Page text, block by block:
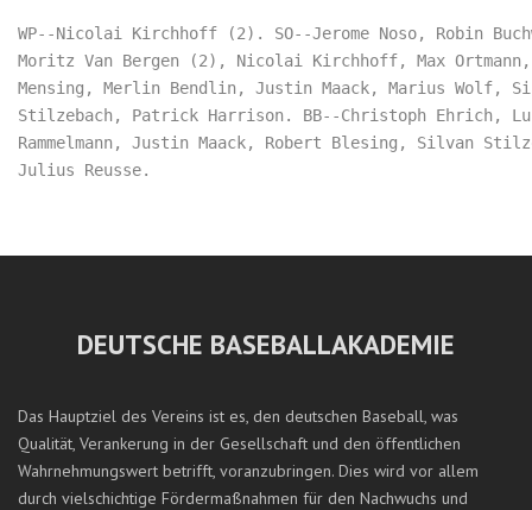
WP--Nicolai Kirchhoff (2). SO--Jerome Noso, Robin
Moritz Van Bergen (2), Nicolai Kirchhoff, Max
Mensing, Merlin Bendlin, Justin Maack, Marius Wolf,
Stilzebach, Patrick Harrison. BB--Christoph Ehrich,
Rammelmann, Justin Maack, Robert Blesing, Silvan
DEUTSCHE BASEBALLAKADEMIE
Das Hauptziel des Vereins ist es, den deutschen Baseball, was
Qualität, Verankerung in der Gesellschaft und den öffentlichen
Wahrnehmungswert betrifft, voranzubringen. Dies wird vor allem
durch vielschichtige Fördermaßnahmen für den Nachwuchs und